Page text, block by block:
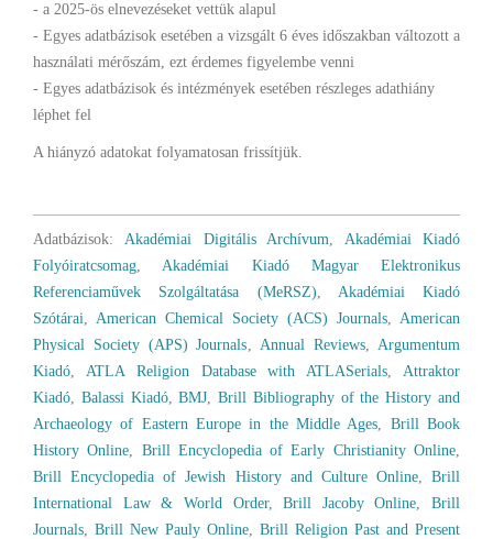
- a 2025-ös elnevezéseket vettük alapul
- Egyes adatbázisok esetében a vizsgált 6 éves időszakban változott a
használati mérőszám, ezt érdemes figyelembe venni
- Egyes adatbázisok és intézmények esetében részleges adathiány
léphet fel
A hiányzó adatokat folyamatosan frissítjük.
Adatbázisok:Akadémiai Digitális Archívum, Akadémiai Kiadó
Folyóiratcsomag,Akadémiai Kiadó Magyar Elektronikus
Referenciaművek Szolgáltatása (MeRSZ), Akadémiai Kiadó
Szótárai, American Chemical Society (ACS) Journals, American
Physical Society (APS) Journals,Annual Reviews,Argumentum
Kiadó, ATLA Religion Database with ATLASerials,Attraktor
Kiadó, Balassi Kiadó,BMJ,Brill Bibliography of the History and
Archaeology of Eastern Europe in the Middle Ages, Brill Book
History Online, Brill Encyclopedia of Early Christianity Online,
Brill Encyclopedia of Jewish History and Culture Online, Brill
International Law & World Order,Brill Jacoby Online, Brill
Journals, Brill New Pauly Online, Brill Religion Past and Present